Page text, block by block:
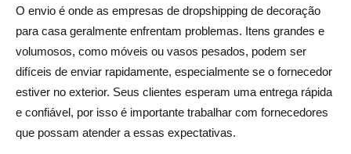
O envio é onde as empresas de dropshipping de decoração
para casa geralmente enfrentam problemas. Itens grandes e
volumosos, como móveis ou vasos pesados, podem ser
difíceis de enviar rapidamente, especialmente se o fornecedor
estiver no exterior. Seus clientes esperam uma entrega rápida
e confiável, por isso é importante trabalhar com fornecedores
que possam atender a essas expectativas.